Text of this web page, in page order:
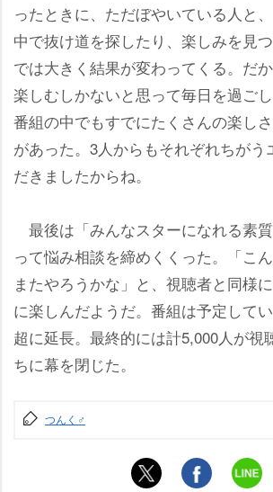
ったときに、ただぼやいている人と
中で抜け道を探したり、楽しみを見
では大きく結果が変わってくる。だ
楽しむしかないと思って毎日を過ご
番組の中でもすでにたくさんの楽し
があった。3人からもそれぞれちがう
だきましたからね。
最後は「みんなスターになれる素
って悩み相談を締めくくった。「こ
またやろうかな」と、視聴者と同様
に楽しんだようだ。番組は予定して
超に延長。最終的には計5,000人が視
ちに幕を閉じた。
つんく♂